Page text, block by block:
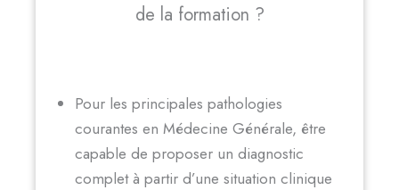
de la formation ?
Pour les principales pathologies
courantes en Médecine Générale, être
capable de proposer un diagnostic
complet à partir d’une situation clinique